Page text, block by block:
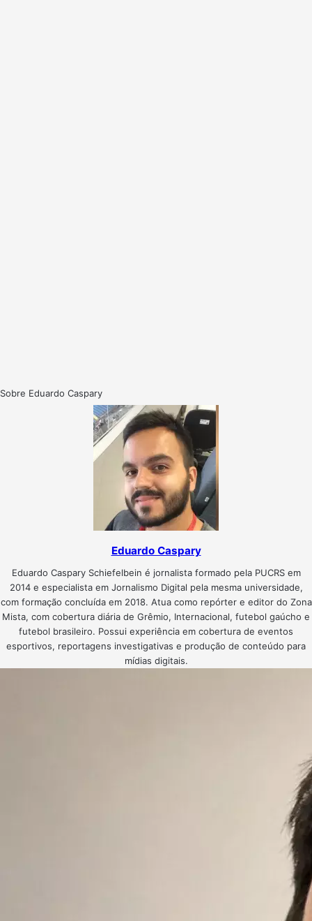
Sobre Eduardo Caspary
Eduardo Caspary
Eduardo Caspary Schiefelbein é jornalista formado pela PUCRS em
2014 e especialista em Jornalismo Digital pela mesma universidade,
com formação concluída em 2018. Atua como repórter e editor do Zona
Mista, com cobertura diária de Grêmio, Internacional, futebol gaúcho e
futebol brasileiro. Possui experiência em cobertura de eventos
esportivos, reportagens investigativas e produção de conteúdo para
mídias digitais.